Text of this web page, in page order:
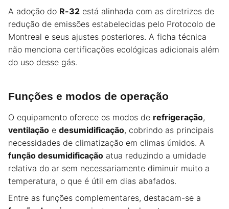
A adoção do R-32 está alinhada com as diretrizes de
redução de emissões estabelecidas pelo Protocolo de
Montreal e seus ajustes posteriores. A ficha técnica
não menciona certificações ecológicas adicionais além
do uso desse gás.
Funções e modos de operação
O equipamento oferece os modos de refrigeração,
ventilação e desumidificação, cobrindo as principais
necessidades de climatização em climas úmidos. A
função desumidificação atua reduzindo a umidade
relativa do ar sem necessariamente diminuir muito a
temperatura, o que é útil em dias abafados.
Entre as funções complementares, destacam-se a